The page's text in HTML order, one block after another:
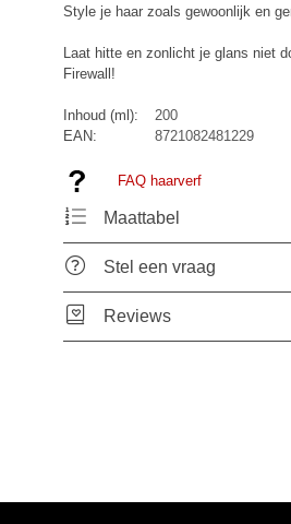
Style je haar zoals gewoonlijk en
Laat hitte en zonlicht je glans niet
Firewall!
Inhoud (ml):
200
EAN:
8721082481229
FAQ haarverf
Maattabel
Stel een vraag
Reviews